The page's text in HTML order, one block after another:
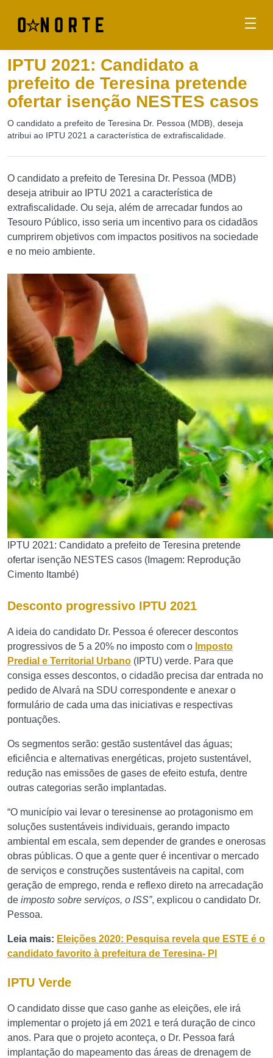
IPTU 2021: Candidato a
prefeito de Teresina pretende
ofertar isenção NESTES casos
O candidato a prefeito de Teresina Dr. Pessoa (MDB), deseja
atribui ao IPTU 2021 a característica de extrafiscalidade.
O candidato a prefeito de Teresina Dr. Pessoa (MDB)
deseja atribuir ao IPTU 2021 a característica de
extrafiscalidade. Ou seja, além de arrecadar fundos ao
Tesouro Público, isso seria um incentivo para os cidadãos
cumprirem objetivos com impactos positivos na sociedade
e no meio ambiente.
IPTU 2021: Candidato a prefeito de Teresina pretende
ofertar isenção NESTES casos (Imagem: Reprodução
Cimento Itambé)
Desconto progressivo IPTU 2021
A ideia do candidato Dr. Pessoa é oferecer descontos
progressivos de 5 a 20% no imposto com o Imposto
Predial e Territorial Urbano (IPTU) verde. Para que
consiga esses descontos, o cidadão precisa dar entrada no
pedido de Alvará na SDU correspondente e anexar o
formulário de cada uma das iniciativas e respectivas
pontuações.
Os segmentos serão: gestão sustentável das águas;
eficiência e alternativas energéticas, projeto sustentável,
redução nas emissões de gases de efeito estufa, dentre
outras categorias serão implantadas.
“O município vai levar o teresinense ao protagonismo em
soluções sustentáveis individuais, gerando impacto
ambiental em escala, sem depender de grandes e onerosas
obras públicas. O que a gente quer é incentivar o mercado
de serviços e construções sustentáveis na capital, com
geração de emprego, renda e reflexo direto na arrecadação
de imposto sobre serviços, o ISS”, explicou o candidato Dr.
Pessoa.
Leia mais: Eleições 2020: Pesquisa revela que ESTE é o
candidato favorito à prefeitura de Teresina- PI
IPTU Verde
O candidato disse que caso ganhe as eleições, ele irá
implementar o projeto já em 2021 e terá duração de cinco
anos. Para que o projeto aconteça, o Dr. Pessoa fará
implantação do mapeamento das áreas de drenagem de